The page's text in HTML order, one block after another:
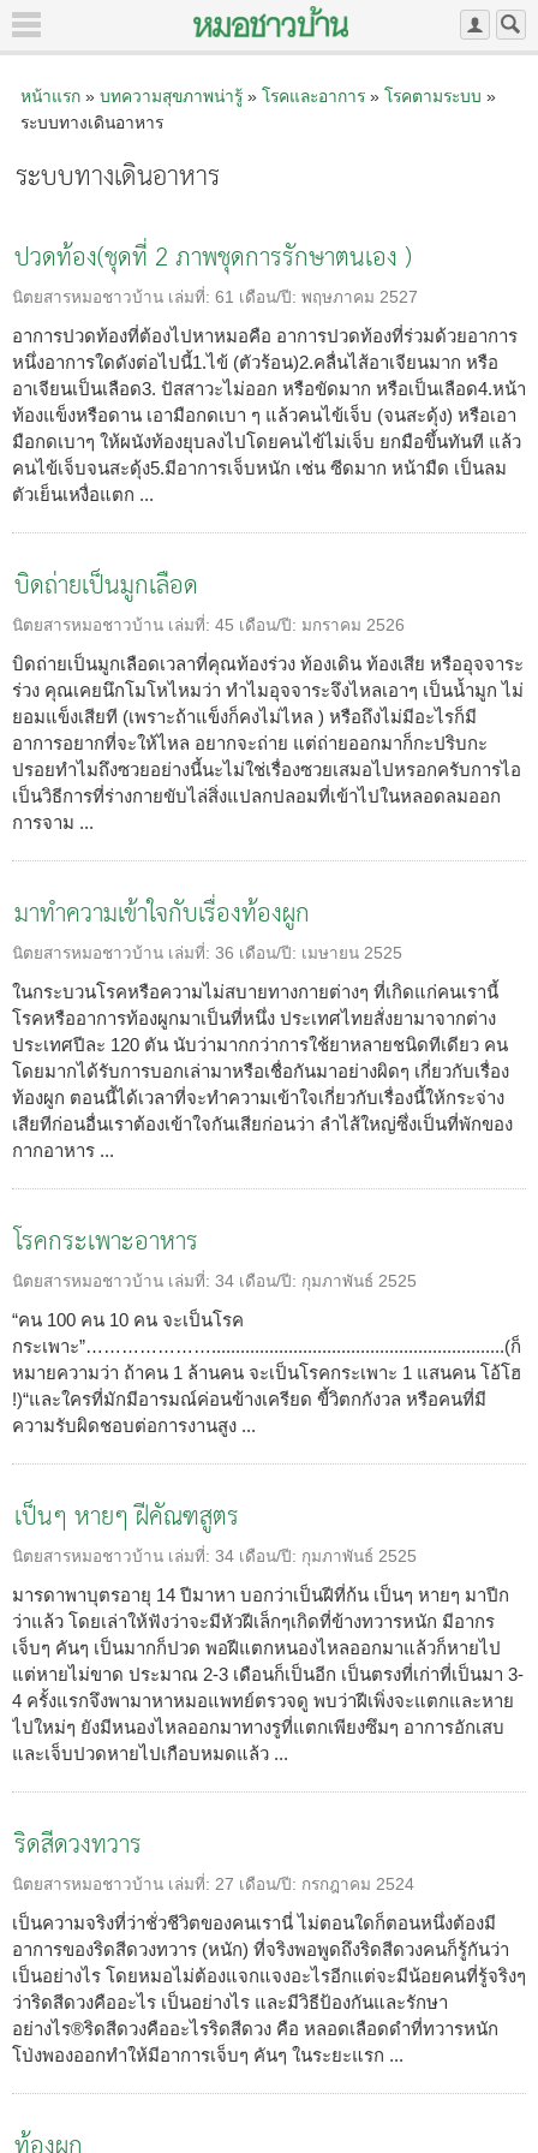
หน้าแรก» บทความสุขภาพน่ารู้» โรคและอาการ» โรคตามระบบ »
ระบบทางเดินอาหาร
ระบบทางเดินอาหาร
ปวดท้อง(ชุดที่ 2 ภาพชุดการรักษาตนเอง )
นิตยสารหมอชาวบ้าน เล่มที่: 61 เดือน/ปี: พฤษภาคม 2527
อาการปวดท้องที่ต้องไปหาหมอคือ อาการปวดท้องที่ร่วมด้วยอาการ
หนึ่งอาการใดดังต่อไปนี้1.ไข้ (ตัวร้อน)2.คลื่นไส้อาเจียนมาก หรือ
อาเจียนเป็นเลือด3. ปัสสาวะไม่ออก หรือขัดมาก หรือเป็นเลือด4.หน้า
ท้องแข็งหรือดาน เอามือกดเบา ๆ แล้วคนไข้เจ็บ (จนสะดุ้ง) หรือเอา
มือกดเบาๆ ให้ผนังท้องยุบลงไปโดยคนไข้ไม่เจ็บ ยกมือขึ้นทันที แล้ว
คนไข้เจ็บจนสะดุ้ง5.มีอาการเจ็บหนัก เช่น ซีดมาก หน้ามืด เป็นลม
ตัวเย็นเหงื่อแตก ...
บิดถ่ายเป็นมูกเลือด
นิตยสารหมอชาวบ้าน เล่มที่: 45 เดือน/ปี: มกราคม 2526
บิดถ่ายเป็นมูกเลือดเวลาที่คุณท้องร่วง ท้องเดิน ท้องเสีย หรืออุจจาระ
ร่วง คุณเคยนึกโมโหไหมว่า ทำไมอุจจาระจึงไหลเอาๆ เป็นน้ำมูก ไม่
ยอมแข็งเสียที (เพราะถ้าแข็งก็คงไม่ไหล ) หรือถึงไม่มีอะไรก็มี
อาการอยากที่จะให้ไหล อยากจะถ่าย แต่ถ่ายออกมาก็กะปริบกะ
ปรอยทำไมถึงซวยอย่างนี้นะไม่ใช่เรื่องซวยเสมอไปหรอกครับการไอ
เป็นวิธีการที่ร่างกายขับไล่สิ่งแปลกปลอมที่เข้าไปในหลอดลมออก
การจาม ...
มาทำความเข้าใจกับเรื่องท้องผูก
นิตยสารหมอชาวบ้าน เล่มที่: 36 เดือน/ปี: เมษายน 2525
ในกระบวนโรคหรือความไม่สบายทางกายต่างๆ ที่เกิดแก่คนเรานี้
โรคหรืออาการท้องผูกมาเป็นที่หนึ่ง ประเทศไทยสั่งยามาจากต่าง
ประเทศปีละ 120 ตัน นับว่ามากกว่าการใช้ยาหลายชนิดทีเดียว คน
โดยมากได้รับการบอกเล่ามาหรือเชื่อกันมาอย่างผิดๆ เกี่ยวกับเรื่อง
ท้องผูก ตอนนี้ได้เวลาที่จะทำความเข้าใจเกี่ยวกับเรื่องนี้ให้กระจ่าง
เสียทีก่อนอื่นเราต้องเข้าใจกันเสียก่อนว่า ลำไส้ใหญ่ซึ่งเป็นที่พักของ
กากอาหาร ...
โรคกระเพาะอาหาร
นิตยสารหมอชาวบ้าน เล่มที่: 34 เดือน/ปี: กุมภาพันธ์ 2525
“คน 100 คน 10 คน จะเป็นโรค
กระเพาะ”………………….............................................................(ก็
หมายความว่า ถ้าคน 1 ล้านคน จะเป็นโรคกระเพาะ 1 แสนคน โอ้โฮ
!)“และใครที่มักมีอารมณ์ค่อนข้างเครียด ขี้วิตกกังวล หรือคนที่มี
ความรับผิดชอบต่อการงานสูง ...
เป็นๆ หายๆ ฝีคัณฑสูตร
นิตยสารหมอชาวบ้าน เล่มที่: 34 เดือน/ปี: กุมภาพันธ์ 2525
มารดาพาบุตรอายุ 14 ปีมาหา บอกว่าเป็นฝีที่ก้น เป็นๆ หายๆ มาปีก
ว่าแล้ว โดยเล่าให้ฟังว่าจะมีหัวฝีเล็กๆเกิดที่ข้างทวารหนัก มีอากร
เจ็บๆ คันๆ เป็นมากก็ปวด พอฝีแตกหนองไหลออกมาแล้วก็หายไป
แต่หายไม่ขาด ประมาณ 2-3 เดือนก็เป็นอีก เป็นตรงที่เก่าที่เป็นมา 3-
4 ครั้งแรกจึงพามาหาหมอแพทย์ตรวจดู พบว่าฝีเพิ่งจะแตกและหาย
ไปใหม่ๆ ยังมีหนองไหลออกมาทางรูที่แตกเพียงซึมๆ อาการอักเสบ
และเจ็บปวดหายไปเกือบหมดแล้ว ...
ริดสีดวงทวาร
นิตยสารหมอชาวบ้าน เล่มที่: 27 เดือน/ปี: กรกฎาคม 2524
เป็นความจริงที่ว่าชั่วชีวิตของคนเรานี่ ไม่ตอนใดก็ตอนหนึ่งต้องมี
อาการของริดสีดวงทวาร (หนัก) ที่จริงพอพูดถึงริดสีดวงคนก็รู้กันว่า
เป็นอย่างไร โดยหมอไม่ต้องแจกแจงอะไรอีกแต่จะมีน้อยคนที่รู้จริงๆ
ว่าริดสีดวงคืออะไร เป็นอย่างไร และมีวิธีป้องกันและรักษา
อย่างไร®ริดสีดวงคืออะไรริดสีดวง คือ หลอดเลือดดำที่ทวารหนัก
โป่งพองออกทำให้มีอาการเจ็บๆ คันๆ ในระยะแรก ...